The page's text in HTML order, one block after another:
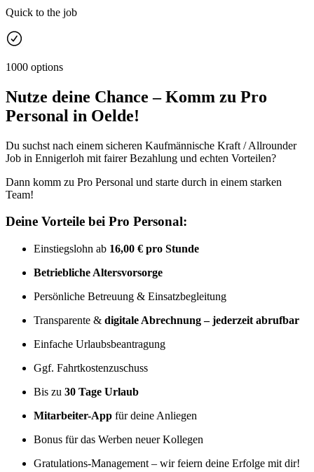
Quick to the job
1000 options
Nutze deine Chance – Komm zu Pro
Personal in Oelde!
Du suchst nach einem sicheren Kaufmännische Kraft / Allrounder
Job in Ennigerloh mit fairer Bezahlung und echten Vorteilen?
Dann komm zu Pro Personal und starte durch in einem starken
Team!
Deine Vorteile bei Pro Personal:
Einstiegslohn ab 16,00 € pro Stunde
Betriebliche Altersvorsorge
Persönliche Betreuung & Einsatzbegleitung
Transparente & digitale Abrechnung – jederzeit abrufbar
Einfache Urlaubsbeantragung
Ggf. Fahrtkostenzuschuss
Bis zu 30 Tage Urlaub
Mitarbeiter-App für deine Anliegen
Bonus für das Werben neuer Kollegen
Gratulations-Management – wir feiern deine Erfolge mit dir!